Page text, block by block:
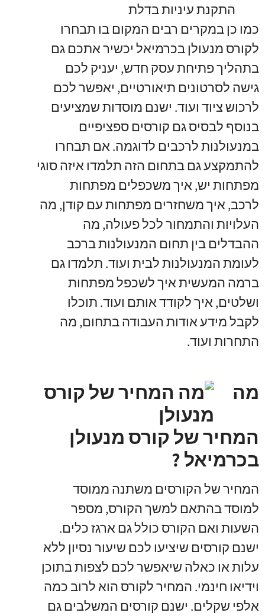
התקנת עיניות בדלת
כמו כן במקרים רבים המקום בו תבחרו
לקורס מנעולן בכרמיאל יכשיר אתכם גם
בתהליך פתיחת עסק חדש, יעניק לכם
גישה לסרטונים תיאורטיים, יאפשר לכם
לרכוש ציוד ועוד. ישנם מוסדות שמציעים
בנוסף לבסיס גם קורסים ספציפיים
במנעולנות לרכבים לדוגמה.אם תבחרו
להתמקצע גם בתחום הזה תלמדו איזה סוגי
מפתחות יש,איך משכפלים מפתחות
לרכב,איך משחזרים מפתחות עם קודן, מה
העלויות והתמחור לכל פעולה, מה
ההבדלים בין תחום המנעולנות ברכב
לעומת המנעולנות לבית ועוד. תלמדו גם
ברמה המעשית איך לשכפל מפתחות
ושלטים,איך לקודד אותם ועוד. תוכלו
לקבל מידע אודות העבודה בתחום, מה
התחרות ועוד.
מה
המחיר של קורס מנעולן
בכרמיאל ?
המחיר של הקורסים משתנה ממוסד
למוסד בהתאם למשך הקורס, מספר
השעות ואם הקורס כולל גם ארגז כלים.
ישנם קורסים שיציעו לכם שיעור נסיון ללא
עלות או כאלה שיאפשר לכם לצפות בתוכן
וידיאו חינמי. המחיר לקורס הוא לרוב כמה
אלפי שקלים. ישנם קורסים המשלבים גם